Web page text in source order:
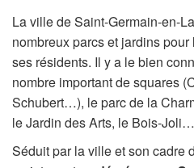
La ville de Saint-Germain-en-
nombreux parcs et jardins
ses résidents. Il y a le bien
nombre important de squares
Schubert…), le parc de la
le Jardin des Arts, le Bois-Joli…
Séduit par la ville et son cadre